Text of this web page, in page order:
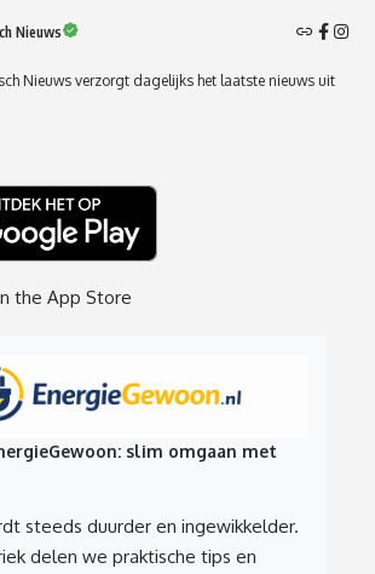
Nieuws
Nieuws verzorgt dagelijks het laatste nieuws uit
slim omgaan met
steeds duurder en ingewikkelder.
delen we praktische tips en